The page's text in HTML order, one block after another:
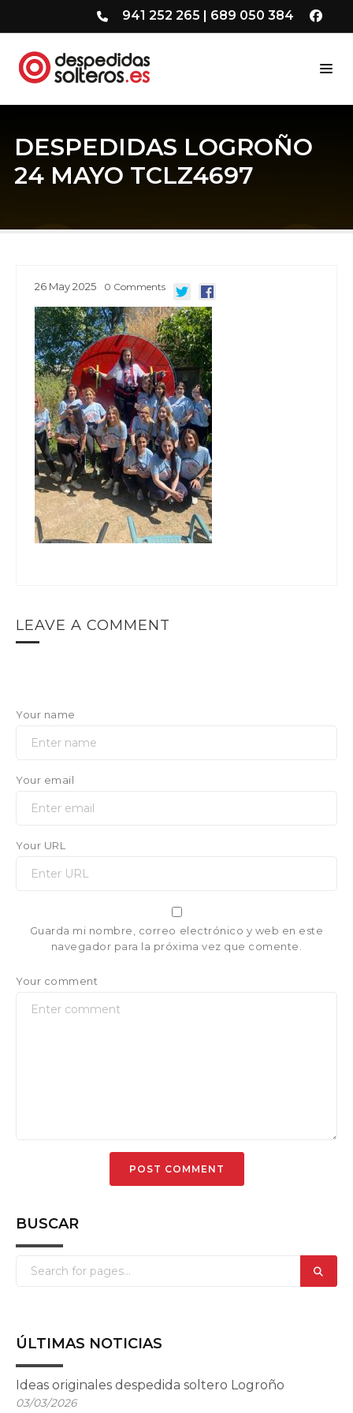
941 252 265 | 689 050 384
DESPEDIDAS LOGROÑO
24 MAYO TCLZ4697
26 May2025 0 Comments
LEAVE A COMMENT
Your name
Your email
Your URL
Guarda mi nombre, correo electrónico y web en este
navegador para la próxima vez que comente.
Your comment
BUSCAR
ÚLTIMAS NOTICIAS
Ideas originales despedida soltero Logroño
03/03/2026